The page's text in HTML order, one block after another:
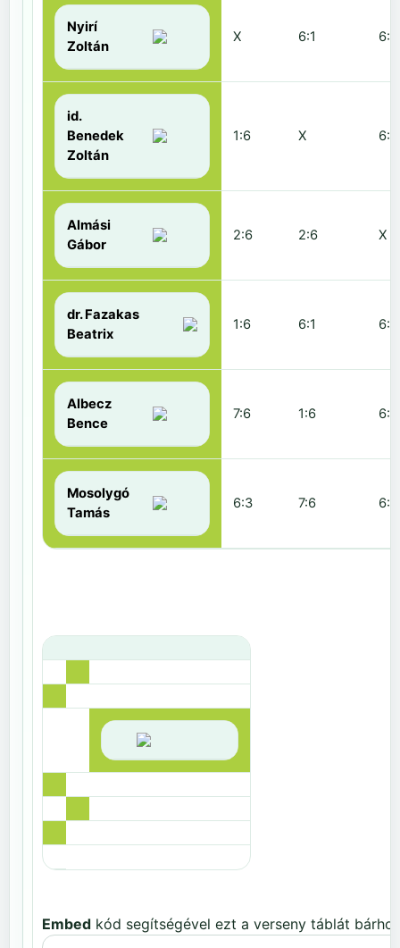
Nyirí
Zoltán
X 6:1 6:2
id.
Benedek
Zoltán
1:6 X 6:2
Almási
Gábor
2:6 2:6 X
dr. Fazakas
Beatrix
1:6 6:1 6:0
Albecz
Bence
7:6 1:6 6:3
Mosolygó
Tamás
6:3 7:6 6:1
Embed kód segítségével ezt a verseny táblát